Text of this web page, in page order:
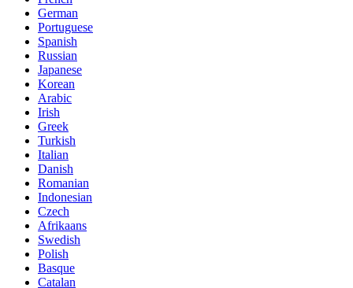
German
Portuguese
Spanish
Russian
Japanese
Korean
Arabic
Irish
Greek
Turkish
Italian
Danish
Romanian
Indonesian
Czech
Afrikaans
Swedish
Polish
Basque
Catalan